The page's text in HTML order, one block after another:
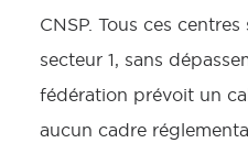
CNSP. Tous ces
secteur 1, sans
fédération prévoit un
aucun cadre